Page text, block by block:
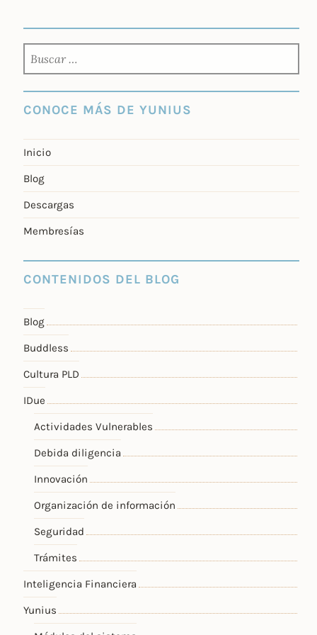
CONOCE MÁS DE YUNIUS
Inicio
Blog
Descargas
Membresías
CONTENIDOS DEL BLOG
Blog
Buddless
Cultura PLD
IDue
Actividades Vulnerables
Debida diligencia
Innovación
Organización de información
Seguridad
Trámites
Inteligencia Financiera
Yunius